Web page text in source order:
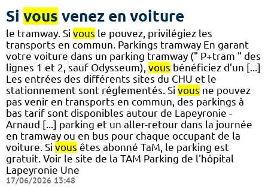
Si vous venez en voiture
le tramway. Si vous le pouvez, privilégiez les
transports en commun. Parkings tramway En garant
votre voiture dans un parking tramway (" P+tram " des
lignes 1 et 2, sauf Odysseum), vous bénéficiez d’un [...]
Les entrées des différents sites du CHU et le
stationnement sont réglementés. Si vous ne pouvez
pas venir en transports en commun, des parkings à
bas tarif sont disponibles autour de Lapeyronie -
Arnaud [...] parking et un aller-retour dans la journée
en tramway ou en bus pour chaque occupant de la
voiture. Si vous êtes abonné TaM, le parking est
gratuit. Voir le site de la TAM Parking de l'hôpital
Lapeyronie Une
17/06/2026 13:48